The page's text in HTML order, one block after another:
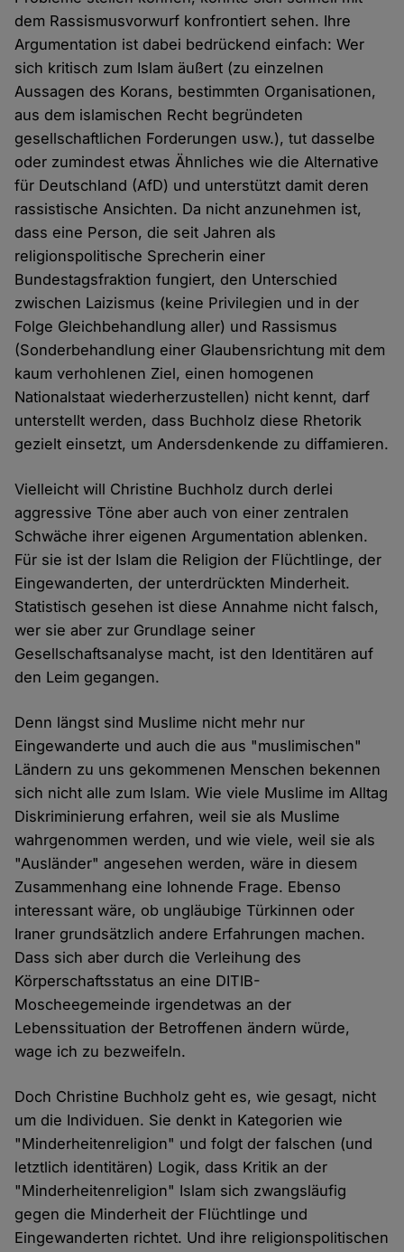
dem Rassismusvorwurf konfrontiert sehen. Ihre
Argumentation ist dabei bedrückend einfach: Wer
sich kritisch zum Islam äußert (zu einzelnen
Aussagen des Korans, bestimmten Organisationen,
aus dem islamischen Recht begründeten
gesellschaftlichen Forderungen usw.), tut dasselbe
oder zumindest etwas Ähnliches wie die Alternative
für Deutschland (AfD) und unterstützt damit deren
rassistische Ansichten. Da nicht anzunehmen ist,
dass eine Person, die seit Jahren als
religionspolitische Sprecherin einer
Bundestagsfraktion fungiert, den Unterschied
zwischen Laizismus (keine Privilegien und in der
Folge Gleichbehandlung aller) und Rassismus
(Sonderbehandlung einer Glaubensrichtung mit dem
kaum verhohlenen Ziel, einen homogenen
Nationalstaat wiederherzustellen) nicht kennt, darf
unterstellt werden, dass Buchholz diese Rhetorik
gezielt einsetzt, um Andersdenkende zu diffamieren.
Vielleicht will Christine Buchholz durch derlei
aggressive Töne aber auch von einer zentralen
Schwäche ihrer eigenen Argumentation ablenken.
Für sie ist der Islam die Religion der Flüchtlinge, der
Eingewanderten, der unterdrückten Minderheit.
Statistisch gesehen ist diese Annahme nicht falsch,
wer sie aber zur Grundlage seiner
Gesellschaftsanalyse macht, ist den Identitären auf
den Leim gegangen.
Denn längst sind Muslime nicht mehr nur
Eingewanderte und auch die aus "muslimischen"
Ländern zu uns gekommenen Menschen bekennen
sich nicht alle zum Islam. Wie viele Muslime im Alltag
Diskriminierung erfahren, weil sie als Muslime
wahrgenommen werden, und wie viele, weil sie als
"Ausländer" angesehen werden, wäre in diesem
Zusammenhang eine lohnende Frage. Ebenso
interessant wäre, ob ungläubige Türkinnen oder
Iraner grundsätzlich andere Erfahrungen machen.
Dass sich aber durch die Verleihung des
Körperschaftsstatus an eine DITIB-
Moscheegemeinde irgendetwas an der
Lebenssituation der Betroffenen ändern würde,
wage ich zu bezweifeln.
Doch Christine Buchholz geht es, wie gesagt, nicht
um die Individuen. Sie denkt in Kategorien wie
"Minderheitenreligion" und folgt der falschen (und
letztlich identitären) Logik, dass Kritik an der
"Minderheitenreligion" Islam sich zwangsläufig
gegen die Minderheit der Flüchtlinge und
Eingewanderten richtet. Und ihre religionspolitischen